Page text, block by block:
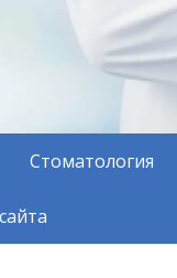
Стоматология